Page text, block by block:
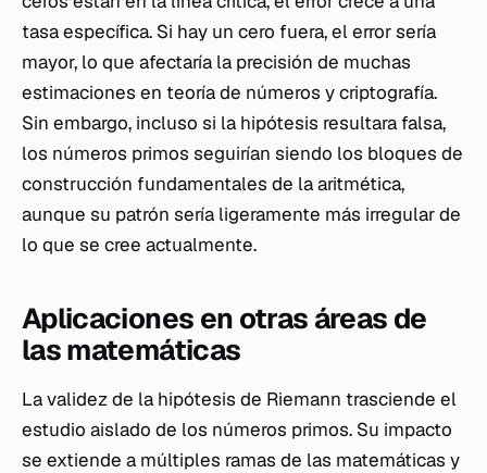
tasa específica. Si hay un cero fuera, el error sería
mayor, lo que afectaría la precisión de muchas
estimaciones en teoría de números y criptografía.
Sin embargo, incluso si la hipótesis resultara falsa,
los números primos seguirían siendo los bloques de
construcción fundamentales de la aritmética,
aunque su patrón sería ligeramente más irregular de
lo que se cree actualmente.
Aplicaciones en otras áreas de
las matemáticas
La validez de la hipótesis de Riemann trasciende el
estudio aislado de los números primos. Su impacto
se extiende a múltiples ramas de las matemáticas y